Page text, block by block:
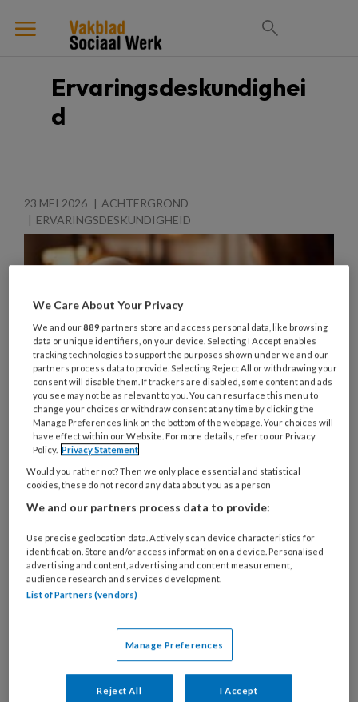
Ervaringsdeskundighei
d
23 MEI 2026
ACHTERGROND
ERVARINGSDESKUNDIGHEID
Brief aan sociaal werkers De
kracht van twijfel en
verwondering
Rayan Awad werd geboren in een Palestijns
vluchtelingenkamp. Onlangs werkte ze als
ervaren sociaal werker mee aan een brievenboek,
We Care About Your Privacy
We and our889 partners store and access personal data, like browsing
data or unique identifiers, on your device. Selecting I Accept enables
tracking technologies to support the purposes shown under we and our
partners process data to provide. Selecting Reject All or withdrawing your
consent will disable them. If trackers are disabled, some content and ads
you see may not be as relevant to you. You can resurface this menu to
change your choices or withdraw consent at any time by clicking the
Manage Preferences link on the bottom of the webpage. Your choices will
have effect within our Website. For more details, refer to our Privacy
Policy. Privacy Statement
Would you rather not? Then we only place essential and statistical
cookies, these do not record any data about you as a person
We and our partners process data to provide:
Use precise geolocation data. Actively scan device characteristics for
identification. Store and/or access information on a device. Personalised
advertising and content, advertising and content measurement,
audience research and services development.
List of Partners (vendors)
Manage Preferences
Reject All I Accept